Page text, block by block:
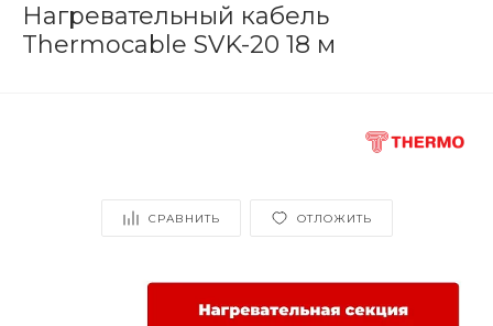
Нагревательный кабель
Thermocable SVK-20 18 м
СРАВНИТЬ ОТЛОЖИТЬ